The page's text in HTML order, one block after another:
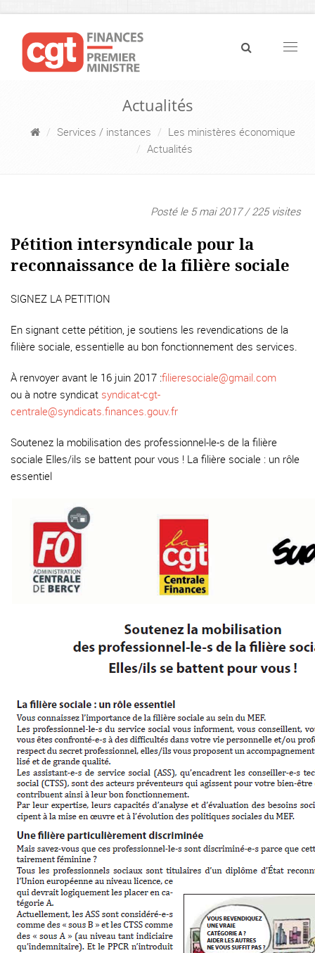
Actualités
Services / instances
Les ministères économique
Actualités
Posté le 5 mai 2017 / 225 visites
Pétition intersyndicale pour la
reconnaissance de la filière sociale
SIGNEZ LA PETITION
En signant cette pétition, je soutiens les revendications de la
filière sociale, essentielle au bon fonctionnement des services.
À renvoyer avant le 16 juin 2017 :filieresociale@gmail.com
ou à notre syndicat syndicat-cgt-
centrale@syndicats.finances.gouv.fr
Soutenez la mobilisation des professionnel-le-s de la filière
sociale Elles/ils se battent pour vous ! La filière sociale : un rôle
essentiel